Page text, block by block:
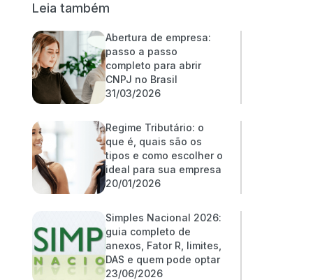
Leia também
Abertura de empresa:
passo a passo
completo para abrir
CNPJ no Brasil
31/03/2026
Regime Tributário: o
que é, quais são os
tipos e como escolher o
ideal para sua empresa
20/01/2026
Simples Nacional 2026:
guia completo de
anexos, Fator R, limites,
DAS e quem pode optar
23/06/2026